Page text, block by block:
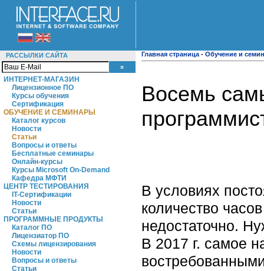
РАССЫЛКИ САЙТА
ИНТЕРНЕТ-МАГАЗИН
Лицензионное ПО
Курсы обучения
Сертификация
ОБУЧЕНИЕ И СЕМИНАРЫ
Каталог курсов
Новости
Статьи
Вопросы и ответы
Бесплатные семинары
Онлайн-курсы
Курсы Microsoft On-Demand
Кафедра МФТИ
ЦЕНТР ТЕСТИРОВАНИЯ
IT-Сертификации
Новости
Статьи
ПРОГРАММНЫЕ ПРОДУКТЫ
Каталог ПО
Лицензиатор ПО
Схемы лицензирования
Новости
Вопросы и ответы
Статьи
Главная страница - Обучение и
Восемь
В условиях
количество
недостаточно.
В 2017 г. самое